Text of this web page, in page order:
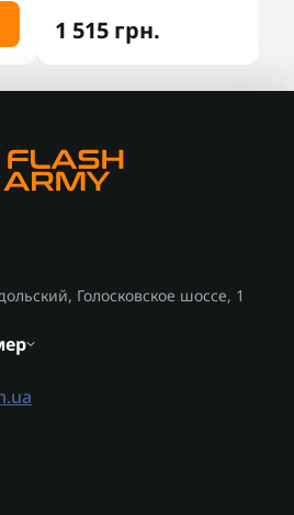
1 515 грн.
Голосковское шоссе, 1